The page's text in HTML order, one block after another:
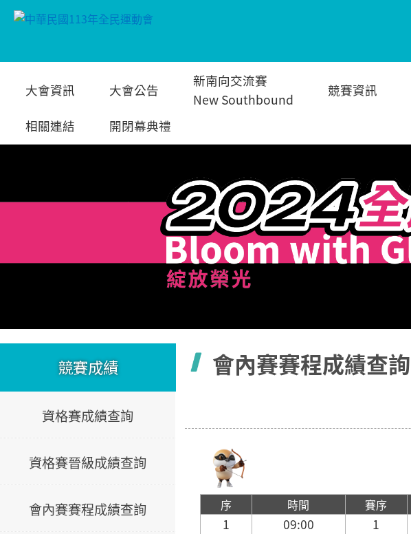
容
大會資訊 大會公告
新南向交流賽
New Southbound
競賽資訊
相關連結 開閉幕典禮
競賽成績
資格賽成績查詢
資格賽晉級成績查詢
會內賽賽程成績查詢
會內賽賽程成績查詢
序 時間 賽序
1 09:00 1